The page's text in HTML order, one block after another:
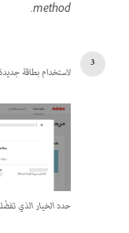
method.
لاستخدام بطاقة
حدد الخيار الذي